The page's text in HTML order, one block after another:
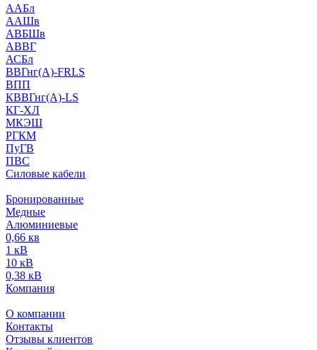
ААБл
ААШв
АВБШв
АВВГ
АСБл
ВВГнг(А)-FRLS
ВПП
КВВГнг(А)-LS
КГ-ХЛ
МКЭШ
РГКМ
ПуГВ
ПВС
Силовые кабели
Бронированные
Медные
Алюминиевые
0,66 кв
1 кВ
10 кВ
0,38 кВ
Компания
О компании
Контакты
Отзывы клиентов